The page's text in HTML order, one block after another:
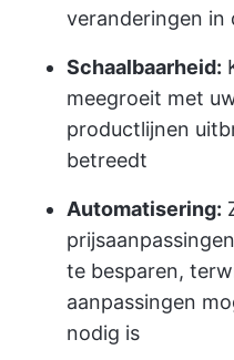
veranderingen
Schaalbaarheid:
meegroeit met
productlijnen
betreedt
Automatisering:
te besparen,
aanpassingen
nodig is